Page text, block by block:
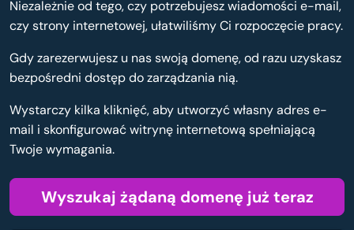
Niezależnie od tego, czy potrzebujesz wiadomości e-mail,
czy strony internetowej, ułatwiliśmy Ci rozpoczęcie pracy.
Gdy zarezerwujesz u nas swoją domenę, od razu uzyskasz
bezpośredni dostęp do zarządzania nią.
Wystarczy kilka kliknięć, aby utworzyć własny adres e-
mail i skonfigurować witrynę internetową spełniającą
Twoje wymagania.
Wyszukaj żądaną domenę już teraz